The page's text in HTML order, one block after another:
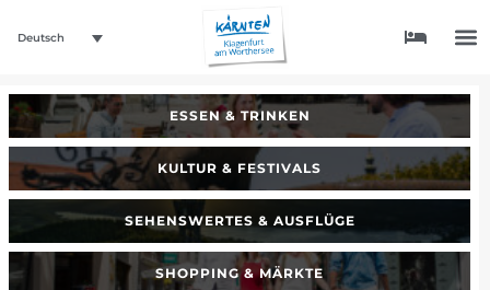
Deutsch
ESSEN & TRINKEN
KULTUR & FESTIVALS
SEHENSWERTES & AUSFLÜGE
SHOPPING & MÄRKTE